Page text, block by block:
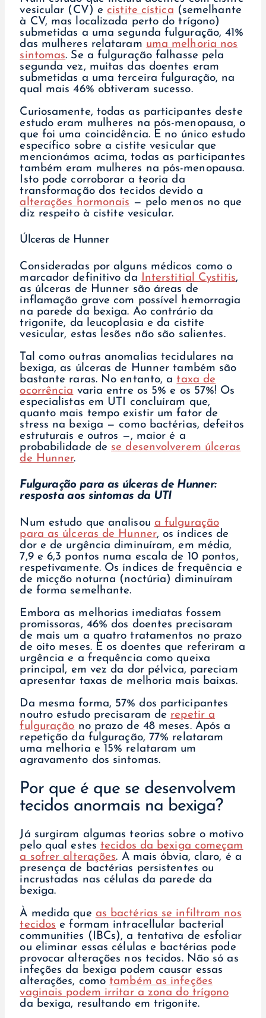
vesicular (CV) e cistite cística (semelhante
à CV, mas localizada perto do trígono)
submetidas a uma segunda fulguração, 41%
das mulheres relataram uma melhoria nos
sintomas. Se a fulguração falhasse pela
segunda vez, muitas das doentes eram
submetidas a uma terceira fulguração, na
qual mais 46% obtiveram sucesso.
Curiosamente, todas as participantes deste
estudo eram mulheres na pós-menopausa, o
que foi uma coincidência. E no único estudo
específico sobre a cistite vesicular que
mencionámos acima, todas as participantes
também eram mulheres na pós-menopausa.
Isto pode corroborar a teoria da
transformação dos tecidos devido a
alterações hormonais — pelo menos no que
diz respeito à cistite vesicular.
Úlceras de Hunner
Consideradas por alguns médicos como o
marcador definitivo da
Interstitial Cystitis,
as úlceras de Hunner são áreas de
inflamação grave com possível hemorragia
na parede da bexiga. Ao contrário da
trigonite, da leucoplasia e da cistite
vesicular, estas lesões não são salientes.
Tal como outras anomalias tecidulares na
bexiga, as úlceras de Hunner também são
bastante raras. No entanto, a taxa de
ocorrência varia entre os 5% e os 57%! Os
especialistas em UTI concluíram que,
quanto mais tempo existir um fator de
stress na bexiga — como bactérias, defeitos
estruturais e outros —, maior é a
probabilidade de se desenvolverem úlceras
de Hunner.
Fulguração para as úlceras de Hunner:
resposta aos sintomas da UTI
Num estudo que analisou a fulguração
para as úlceras de Hunner, os índices de
dor e de urgência diminuíram, em média,
7,9 e 6,3 pontos numa escala de 10 pontos,
respetivamente. Os índices de frequência e
de micção noturna (noctúria) diminuíram
de forma semelhante.
Embora as melhorias imediatas fossem
promissoras, 46% dos doentes precisaram
de mais um a quatro tratamentos no prazo
de oito meses. E os doentes que referiram a
urgência e a frequência como queixa
principal, em vez da dor pélvica, pareciam
apresentar taxas de melhoria mais baixas.
Da mesma forma, 57% dos participantes
noutro estudo precisaram de repetir a
fulguração no prazo de 48 meses. Após a
repetição da fulguração, 77% relataram
uma melhoria e 15% relataram um
agravamento dos sintomas.
Por que é que se desenvolvem
tecidos anormais na bexiga?
Já surgiram algumas teorias sobre o motivo
pelo qual estes tecidos da bexiga começam
a sofrer alterações. A mais óbvia, claro, é a
presença de bactérias persistentes ou
incrustadas nas células da parede da
bexiga.
À medida que as bactérias se infiltram nos
tecidos e formam intracellular bacterial
communities (IBCs), a tentativa de esfoliar
ou eliminar essas células e bactérias pode
provocar alterações nos tecidos. Não só as
infeções da bexiga podem causar essas
alterações, como também as infeções
vaginais podem irritar a zona do trígono
da bexiga, resultando em trigonite.